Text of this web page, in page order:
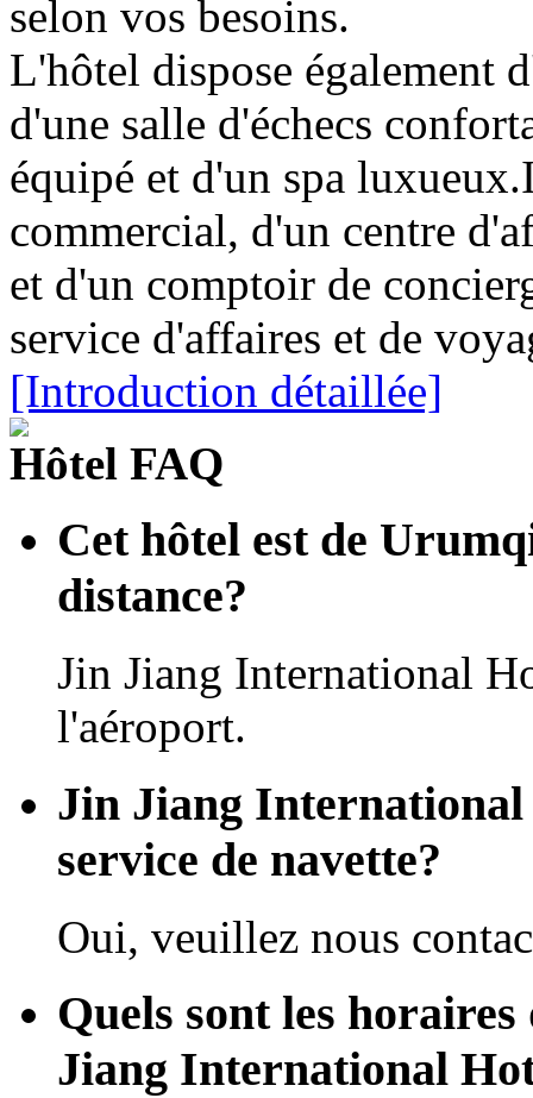
selon vos besoins.
L'hôtel dispose également
d'une salle d'échecs
équipé et d'un spa
commercial, d'un centre
et d'un comptoir de
service d'affaires et de
[Introduction détaillée]
Hôtel FAQ
Cet hôtel est de
distance?
Jin Jiang International
l'aéroport.
Jin Jiang
service de navette?
Oui, veuillez nous
Quels sont les
Jiang International